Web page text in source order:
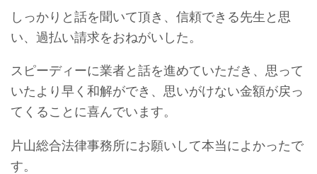
しっかりと話を聞いて頂き、信頼できる先生と思
い、過払い請求をおねがいした。
スピーディーに業者と話を進めていただき、思って
いたより早く和解ができ、思いがけない金額が戻っ
てくることに喜んでいます。
片山総合法律事務所にお願いして本当によかったで
す。